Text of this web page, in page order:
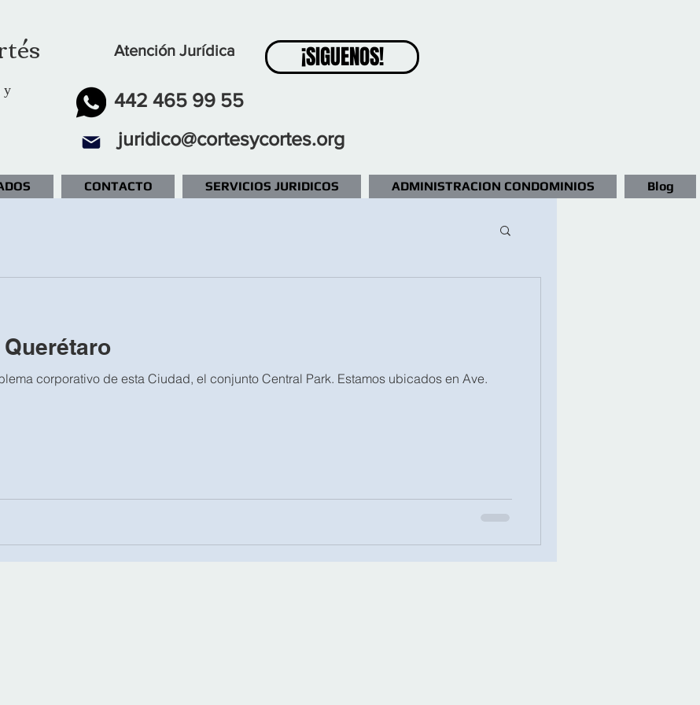
y
442 465 99 55
¡SIGUENOS!
Atención Jurídica
juridico@cortesycortes.org
CONTACTO SERVICIOS JURIDICOS ADMINISTRACION CONDOMINIOS Blog
corporativo de esta Ciudad, el conjunto Central Park. Estamos ubicados en Ave.